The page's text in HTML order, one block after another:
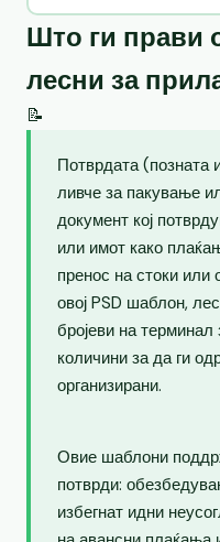
Што ги прави
лесни за
📝
Потврдата (позната
ливче за пакување
документ кој
или имот како
пренос на стоки
овој PSD шаблон,
бројеви на
количини за да ги
организирани.
Овие шаблони
потврди:
избегнат идни